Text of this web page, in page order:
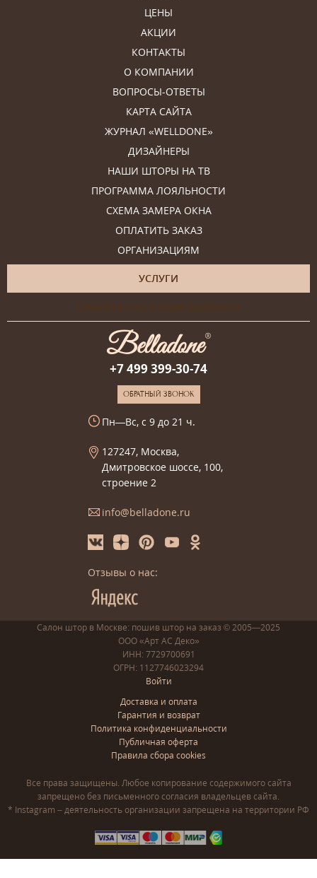
ЦЕНЫ
АКЦИИ
КОНТАКТЫ
О КОМПАНИИ
ВОПРОСЫ-ОТВЕТЫ
КАРТА САЙТА
ЖУРНАЛ «WELLDONE»
ДИЗАЙНЕРЫ
НАШИ ШТОРЫ НА ТВ
ПРОГРАММА ЛОЯЛЬНОСТИ
СХЕМА ЗАМЕРА ОКНА
ОПЛАТИТЬ ЗАКАЗ
ОРГАНИЗАЦИЯМ
УСЛУГИ
Онлайн-консультация дизайнера
+7 499 399-30-74
ОБРАТНЫЙ ЗВОНОК
Пн—Вс, с 9 до 21 ч.
127247, Москва,
Дмитровское шоссе, 100,
строение 2
info@belladone.ru
Отзывы о нас:
Салон штор в Москве: пошив штор на заказ © 2005—2025
ООО «Арт АС Деко»
ИНН: 7729700691
ОГРН: 1127746023294
Войти
Доставка и оплата
Гарантия и возврат
Политика конфиденциальности
Публичная оферта
Правила сбора cookies
Все права защищены. Любое копирование содержимого сайта
запрещено без письменного согласия владельцев сайта.
* Instagram – деятельность организации запрещена на территории РФ